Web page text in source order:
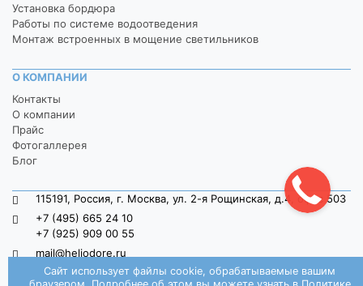
Установка бордюра
Работы по системе водоотведения
Монтаж встроенных в мощение светильников
О КОМПАНИИ
Контакты
О компании
Прайс
Фотогаллерея
Блог
115191, Россия, г. Москва, ул. 2-я Рощинская, д.4, офис 503
+7 (495) 665 24 10
+7 (925) 909 00 55
mail@heliodore.ru
пн-пт: 9:00 — 20:00, сб-вс: 9:00 — 18:00
Сайт использует файлы cookie, обрабатываемые вашим